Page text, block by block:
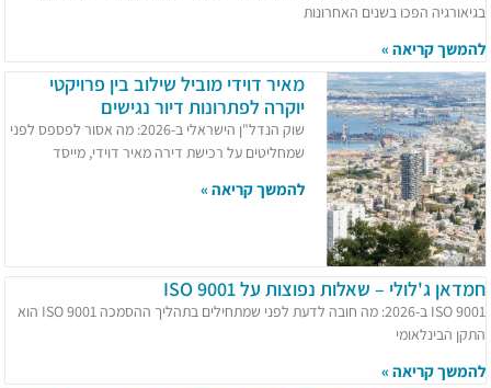
בגיאורגיה הפכו בשנים האחרונות
להמשך קריאה »
מאיר דוידי מוביל שילוב בין פרויקטי
יוקרה לפתרונות דיור נגישים
שוק הנדל"ן הישראלי ב-2026: מה אסור לפספס לפני
שמחליטים על רכישת דירה מאיר דוידי, מייסד
להמשך קריאה »
חמדאן ג'לולי – שאלות נפוצות על ISO 9001
ISO 9001 ב-2026: מה חובה לדעת לפני שמתחילים בתהליך ההסמכה ISO 9001 הוא
התקן הבינלאומי
להמשך קריאה »